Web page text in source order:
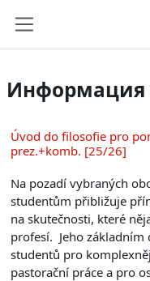
Информация
Úvod do filosofie pro
prez.+komb. [25/26]
Na pozadí vybraných
studentům přibližuje
na skutečnosti, které
profesí. Jeho
studentů pro
pastorační práce a pro